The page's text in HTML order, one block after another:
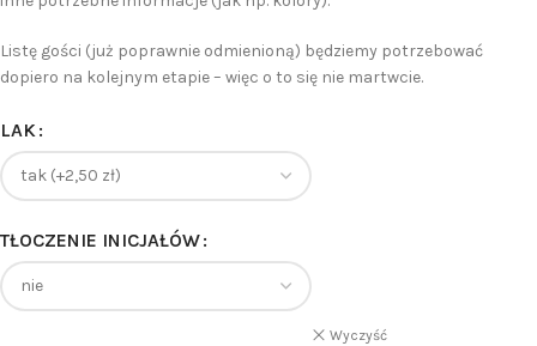
Listę gości (już poprawnie odmienioną) będziemy potrzebować
dopiero na kolejnym etapie – więc o to się nie martwcie.
LAK
TŁOCZENIE INICJAŁÓW
Wyczyść